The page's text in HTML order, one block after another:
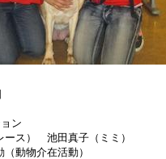
ン
ース） 池田真子（ミミ）
動物介在活動）